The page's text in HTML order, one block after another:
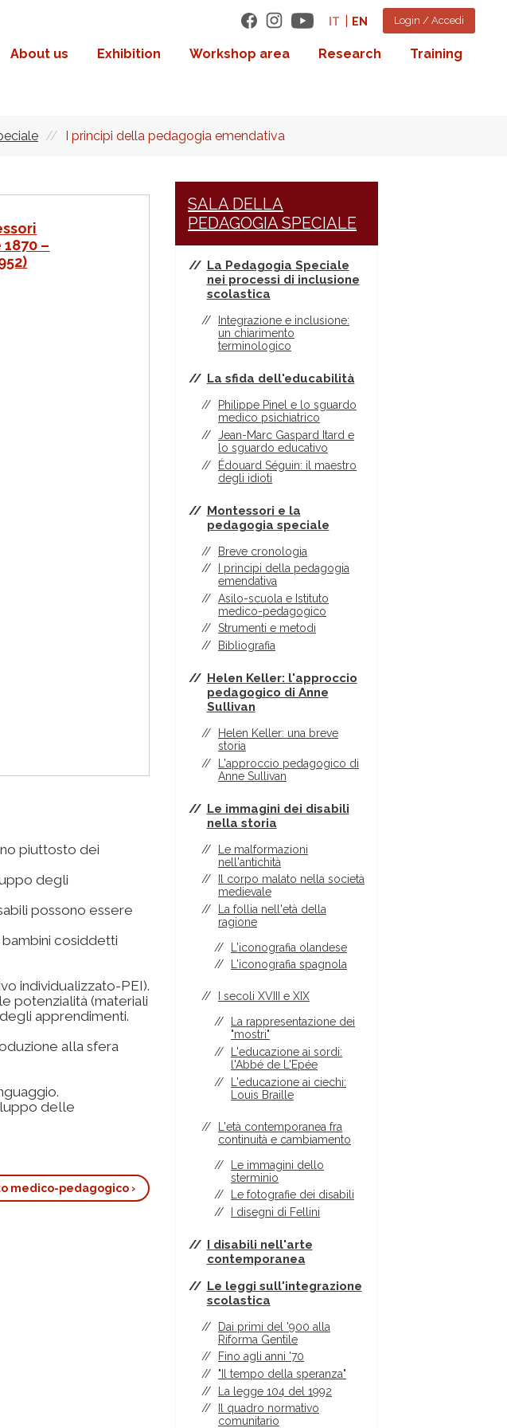
IT EN Login / Accedi
Navigazione
About us Exhibition Workshop area Research Training
I principi della pedagogia emendativa
–
piuttosto dei
degli
possono essere
cosiddetti
individualizzato-PEI).
potenzialità (materiali
apprendimenti.
alla sfera
delle
medico-pedagogico ›
SALA DELLA
PEDAGOGIA SPECIALE
La Pedagogia Speciale
nei processi di inclusione
scolastica
Integrazione e inclusione:
un chiarimento
terminologico
La sfida dell'educabilità
Philippe Pinel e lo sguardo
medico psichiatrico
Jean-Marc Gaspard Itard e
lo sguardo educativo
Édouard Séguin: il maestro
degli idioti
Montessori e la
pedagogia speciale
Breve cronologia
I principi della pedagogia
emendativa
Asilo-scuola e Istituto
medico-pedagogico
Strumenti e metodi
Bibliografia
Helen Keller: l'approccio
pedagogico di Anne
Sullivan
Helen Keller: una breve
storia
L'approccio pedagogico di
Anne Sullivan
Le immagini dei disabili
nella storia
Le malformazioni
nell'antichità
Il corpo malato nella società
medievale
La follia nell'età della
ragione
L'iconografia olandese
L'iconografia spagnola
I secoli XVIII e XIX
La rappresentazione dei
"mostri"
L'educazione ai sordi:
l'Abbé de L'Epée
L'educazione ai ciechi:
Louis Braille
L'età contemporanea fra
continuità e cambiamento
Le immagini dello
sterminio
Le fotografie dei disabili
I disegni di Fellini
I disabili nell'arte
contemporanea
Le leggi sull'integrazione
scolastica
Dai primi del '900 alla
Riforma Gentile
Fino agli anni '70
"Il tempo della speranza"
La legge 104 del 1992
Il quadro normativo
comunitario